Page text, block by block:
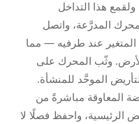
هذا التداخل
المدرَّعة، واتصل
المتغير عند طرفيه — مما
وثّب المحرك على
الموحَّد للمنشأة.
المعاوقة مباشرةً من
الرئيسية، واحفظ فصلًا لا